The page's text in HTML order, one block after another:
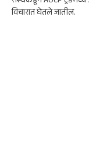
विचारात घेतले जातील.